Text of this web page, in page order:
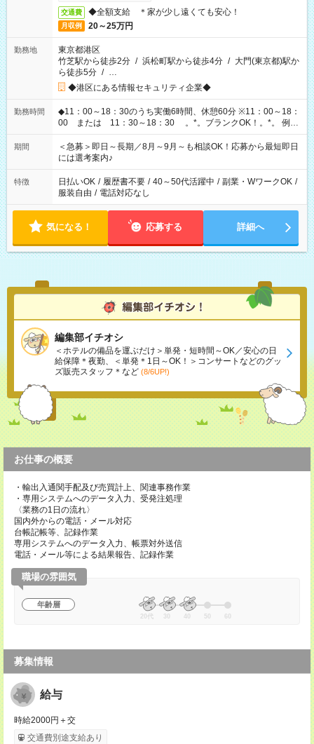
交通費 ◆全額支給 ＊家が少し遠くても安心！
月収例 20～25万円
勤務地
東京都港区
竹芝駅から徒歩2分 / 浜松町駅から徒歩4分 / 大門(東京都)駅か
ら徒歩5分 / …
◆港区にある情報セキュリティ企業◆
勤務時間
◆11：00～18：30のうち実働6時間、休憩60分 ※11：00～18：
00 または 11：30～18：30 。*。ブランクOK！。*。 例え
ば前職が、 在宅/財団法人/事務/コールセンター/受付/販売/カフェ
スタッフ スイーツ販売/ホテルフロント/化粧品販売/など 様々な
業界から入社して活躍されています♪
期間
＜急募＞即日～長期／8月～9月～も相談OK！応募から最短即日
には選考案内♪
特徴 日払いOK / 履歴書不要 / 40～50代活躍中 / 副業・WワークOK /
服装自由 / 電話対応なし
気になる！ 応募する 詳細へ
編集部イチオシ
＜ホテルの備品を運ぶだけ＞単発・短時間～OK／安心の日
給保障＊夜勤、＜単発＊1日～OK！＞コンサートなどのグッ
ズ販売スタッフ＊など (8/6UP!)
お仕事の概要
・輸出入通関手配及び売買計上、関連事務作業
・専用システムへのデータ入力、受発注処理
〈業務の1日の流れ〉
国内外からの電話・メール対応
台帳記帳等、記録作業
専用システムへのデータ入力、帳票対外送信
電話・メール等による結果報告、記録作業
職場の雰囲気
年齢層
20代 30 40 50 60
募集情報
給与
時給2000円＋交
交通費別途支給あり